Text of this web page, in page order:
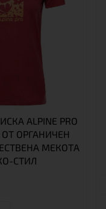
ALPINE PRO
ОТ ОРГАНИЧЕН
МЕКОТА
СТИЛ